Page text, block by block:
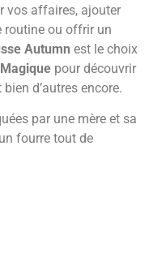
vos affaires, ajouter
routine ou offrir un
Autumn est le choix
pour découvrir
d’autres encore.
par une mère et sa
fourre tout de